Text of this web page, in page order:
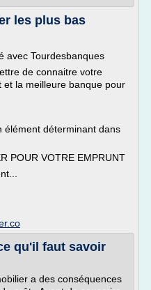
les plus bas
avec Tourdesbanques
de connaitre votre
et la meilleure banque pour
élément déterminant dans
POUR VOTRE EMPRUNT
qu'il faut savoir
a des conséquences